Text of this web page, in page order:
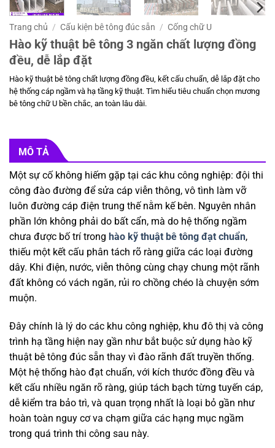
Trang chủ / Cấu kiện bê tông đúc sẵn / Cống chữ U
Hào kỹ thuật bê tông 3 ngăn chất lượng đồng
đều, dễ lắp đặt
Hào kỹ thuật bê tông chất lượng đồng đều, kết cấu chuẩn, dễ lắp đặt cho
hệ thống cáp ngầm và hạ tầng kỹ thuật. Tìm hiểu tiêu chuẩn chọn mương
bê tông chữ U bền chắc, an toàn lâu dài.
MÔ TẢ
Một sự cố không hiếm gặp tại các khu công nghiệp: đội thi
công đào đường để sửa cáp viễn thông, vô tình làm vỡ
luôn đường cáp điện trung thế nằm kế bên. Nguyên nhân
phần lớn không phải do bất cẩn, mà do hệ thống ngầm
chưa được bố trí trong hào kỹ thuật bê tông đạt chuẩn,
thiếu một kết cấu phân tách rõ ràng giữa các loại đường
dây. Khi điện, nước, viễn thông cùng chạy chung một rãnh
đất không có vách ngăn, rủi ro chồng chéo là chuyện sớm
muộn.
Đây chính là lý do các khu công nghiệp, khu đô thị và công
trình hạ tầng hiện nay gần như bắt buộc sử dụng hào kỹ
thuật bê tông đúc sẵn thay vì đào rãnh đất truyền thống.
Một hệ thống hào đạt chuẩn, với kích thước đồng đều và
kết cấu nhiều ngăn rõ ràng, giúp tách bạch từng tuyến cáp,
dễ kiểm tra bảo trì, và quan trọng nhất là loại bỏ gần như
hoàn toàn nguy cơ va chạm giữa các hạng mục ngầm
trong quá trình thi công sau này.